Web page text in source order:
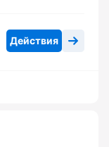
Действия